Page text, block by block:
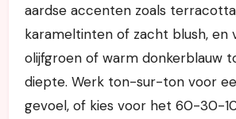
aardse accenten zoals
karameltinten of zacht blush, en
olijfgroen of warm donkerblauw
diepte. Werk ton-sur-ton voor
gevoel, of kies voor het 60-30-